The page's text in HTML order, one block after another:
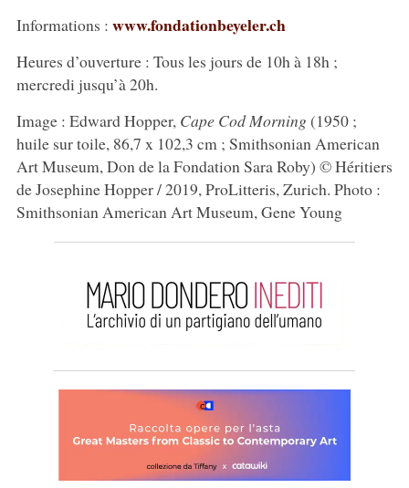
Informations : www.fondationbeyeler.ch
Heures d’ouverture : Tous les jours de 10h à 18h ;
mercredi jusqu’à 20h.
Image : Edward Hopper, Cape Cod Morning(1950 ;
huile sur toile, 86,7 x 102,3 cm ; Smithsonian American
Art Museum, Don de la Fondation Sara Roby) © Héritiers
de Josephine Hopper / 2019, ProLitteris, Zurich. Photo :
Smithsonian American Art Museum, Gene Young